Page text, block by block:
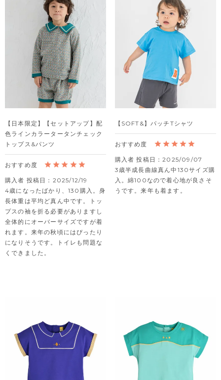
【日本限定】【セットアップ】配
色ラインカラータータンチェック
トップス&パンツ
購入者 投稿日
2025/12/19
4歳になったばかり、130購入。身
長体重は平均ど真ん中です。トッ
プスの袖を折る必要がありますし
全体的にオーバーサイズですが着
れます。来年の秋頃にはぴったり
になりそうです。トイレも問題な
くできました。
【SOFT&】パッチTシャツ
購入者 投稿日
2025/09/07
3歳半成長曲線真ん中130サイズ購
入。綿100なので着心地が良さそ
うです。来年も着ます。